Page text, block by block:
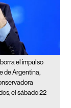
el impulso
de Argentina,
el sábado 22